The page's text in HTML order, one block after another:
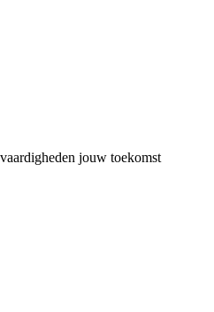
jouw toekomst